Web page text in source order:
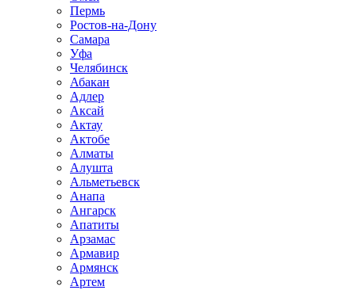
Пермь
Ростов-на-Дону
Самара
Уфа
Челябинск
Абакан
Адлер
Аксай
Актау
Актобе
Алматы
Алушта
Альметьевск
Анапа
Ангарск
Апатиты
Арзамас
Армавир
Армянск
Артем